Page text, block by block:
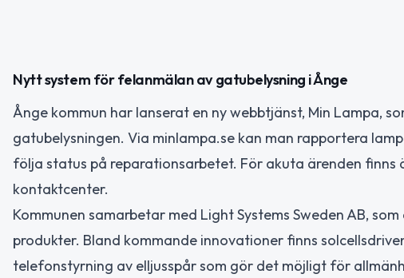
Nytt system för felanmälan av gatubelysning i Ånge
Ånge kommun har lanserat en ny webbtjänst, Min Lampa,
gatubelysningen. Via minlampa.se kan man rapportera
följa status på reparationsarbetet. För akuta ärenden finns
kontaktcenter.
Kommunen samarbetar med Light Systems Sweden AB,
produkter. Bland kommande innovationer finns
telefonstyrning av elljusspår som gör det möjligt för